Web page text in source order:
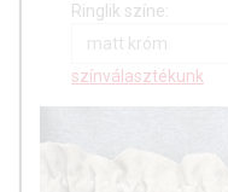
Ringlik színe:
matt króm
színválasztékunk